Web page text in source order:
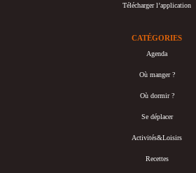
Télécharger l’application
CATÉGORIES
Agenda
Où manger ?
Où dormir ?
Se déplacer
Activités&Loisirs
Recettes